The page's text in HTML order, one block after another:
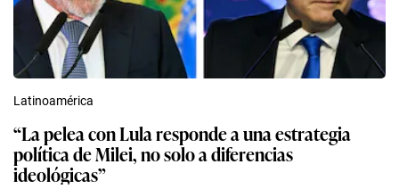
Latinoamérica
“La pelea con Lula responde a una estrategia
política de Milei, no solo a diferencias
ideológicas”